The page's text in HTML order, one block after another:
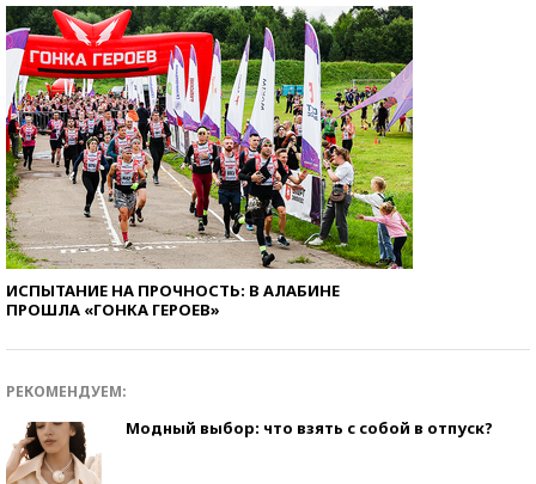
ИСПЫТАНИЕ НА ПРОЧНОСТЬ: В АЛАБИНЕ
ПРОШЛА «ГОНКА ГЕРОЕВ»
РЕКОМЕНДУЕМ:
Модный выбор: что взять с собой в отпуск?